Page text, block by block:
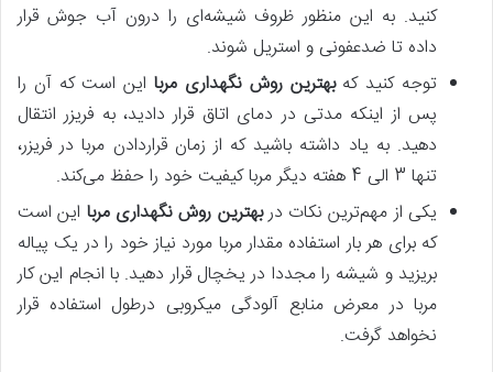
کنید. به این منظور ظروف شیشه‌ای را درون آب جوش قرار
داده تا ضدعفونی و استریل شوند.
توجه کنید کهبهترین روش نگهداری مربا این است که آن را
پس‌ از اینکه مدتی در دمای اتاق قرار دادید، به فریزر انتقال
دهید. به یاد داشته باشید که از زمان قراردادن مربا در فریزر،
تنها 3 الی 4 هفته دیگر مربا کیفیت خود را حفظ می‌کند.
یکی از مهم‌ترین نکات دربهترین روش نگهداری مربا این است
که برای هر بار استفاده مقدار مربا مورد نیاز خود را در یک پیاله
بریزید و شیشه را مجددا در یخچال قرار دهید. با انجام این کار
مربا در معرض منابع آلودگی میکروبی درطول استفاده قرار
نخواهد گرفت.